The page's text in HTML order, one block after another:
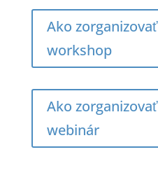
Ako
workshop
Ako
webinár